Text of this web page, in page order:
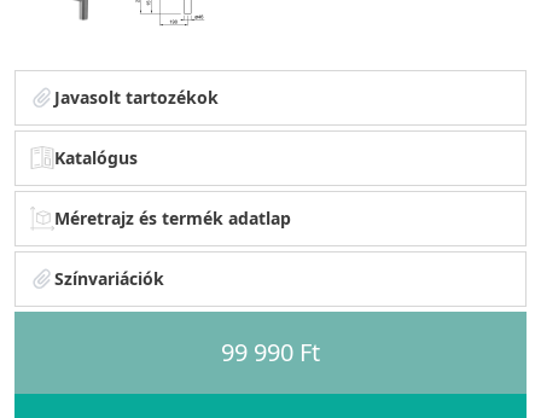
Javasolt tartozékok
Katalógus
Méretrajz és termék adatlap
Színvariációk
99 990 Ft